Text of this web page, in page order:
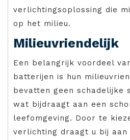
verlichtingsoplossing die
op het milieu.
Milieuvriendelijk
Een belangrijk voordeel
batterijen is hun
bevatten geen schadelijke
wat bijdraagt aan een
leefomgeving. Door te
verlichting draagt u bij aan